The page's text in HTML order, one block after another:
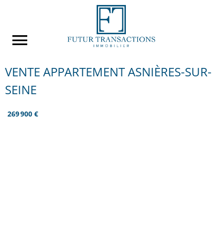
VENTE APPARTEMENT ASNIÈRES-SUR-
SEINE
269 900 €